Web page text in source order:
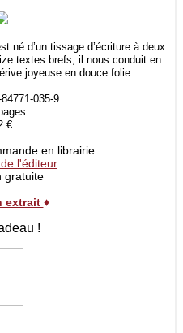
né d’un tissage d’écriture à deux
textes brefs, il nous conduit en
joyeuse en douce folie.
035-9
€
en librairie
l'éditeur
gratuite
extrait ♦
!